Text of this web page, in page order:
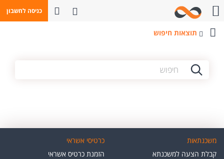
כניסה לחשבון
פתח חיפושחייגו אלינו
תוצאות חיפוש
משכנתאות
קבלת הצעה למשכנתא
כרטיסי אשראי
הזמנת כרטיס אשראי